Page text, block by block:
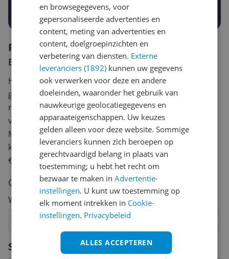
Prijsalert aanzetten
Specificaties
Reviews
Er zijn nog geen reviews geschreven
Heb jij dit product in bezit en wil je graag je mening
geven? Start dan hieronder met het schrijven van je
review. Afhankelijk van de details duurt het schrijven
van een review gemiddeld tussen de 3 en 10 minuten.
Met jouw mening help je andere bezoekers een betere
keuze te maken én maak je iedere maand kans op
€250,-!
Klik hier voor de actievoorwaarden.
Cijfer
Welk cijfer geef jij dit product?
6
5
4
3
2
Vraag 1 van 4
en browsegegevens, voor
gepersonaliseerde advertenties en
content, meting van advertenties en
content, doelgroepinzichten en
verbetering van diensten. Externe
leveranciers (1892) kunnen uw gegevens
ook verwerken voor deze en andere
doeleinden, waaronder het gebruik van
nauwkeurige geolocatiegegevens en
apparaateigenschappen. Uw keuzes
gelden alleen voor deze website. Sommige
leveranciers kunnen zich beroepen op
gerechtvaardigd belang in plaats van
toestemming; u hebt het recht om
bezwaar te maken inAdvertentie-
instellingen. U kunt uw toestemming op
elk moment intrekken in Cookie-
instellingen. Privacybeleid
ALLES ACCEPTEREN